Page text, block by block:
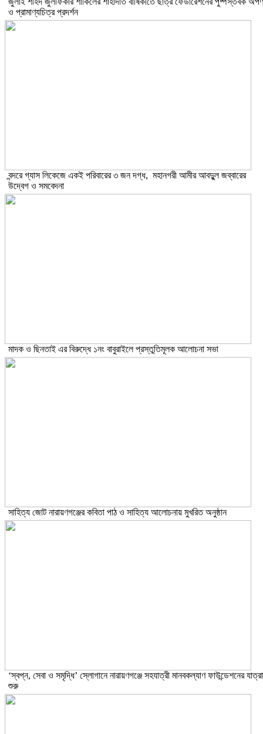
ও প্রামাণ্যচিত্র প্রদর্শন
বন্দরে গ্যাস লিকেজে একই পরিবারের ৩ জন দগ্ধ, মহানগরী আমীর আবদুুল জব্বারের
উদ্বেগ ও সমবেদনা
মাদক ও ছিনতাই এর বিরুদ্ধে ১নং বাবুরাইলে প্রস্তুতিমূলক আলোচনা সভা
সাহিত্য জোট নারায়ণগঞ্জের কবিতা পাঠ ও সাহিত্য আলোচনায় মুখরিত অনুষ্ঠান
‘স্বপ্ন, সেবা ও সমৃদ্ধি’ স্লোগানে নারায়ণগঞ্জে সহযাত্রী মানবকল্যাণ ফাউন্ডেশনের যাত্রা
শুরু